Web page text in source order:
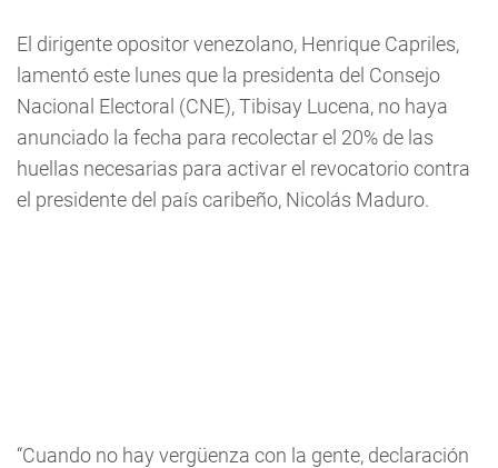
El dirigente opositor venezolano, Henrique Capriles,
lamentó este lunes que la presidenta del Consejo
Nacional Electoral (CNE), Tibisay Lucena, no haya
anunciado la fecha para recolectar el 20% de las
huellas necesarias para activar el revocatorio contra
el presidente del país caribeño, Nicolás Maduro.
“Cuando no hay vergüenza con la gente, declaración